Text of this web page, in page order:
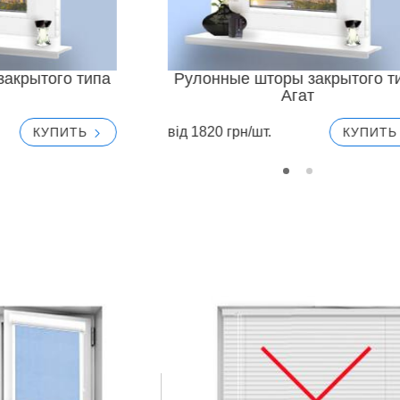
типа
КУПИТЬ
Рулонные шторы закрытого
Агат
вiд 1820 грн/шт. КУПИТЬ